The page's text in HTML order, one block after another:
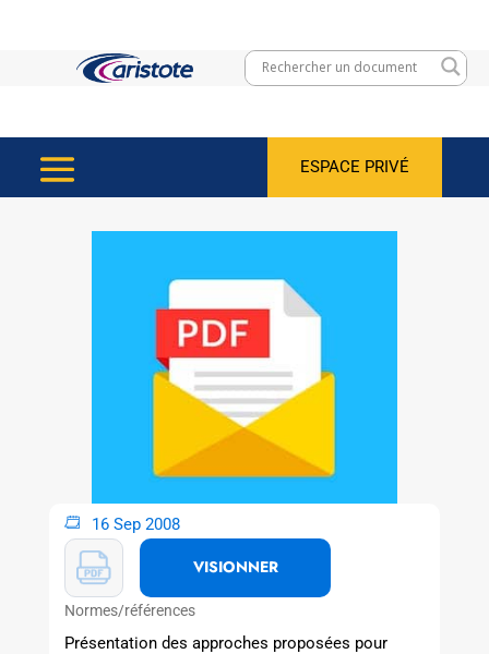
ESPACE PRIVÉ
16 Sep 2008
VISIONNER
Normes/références
Présentation des approches proposées pour